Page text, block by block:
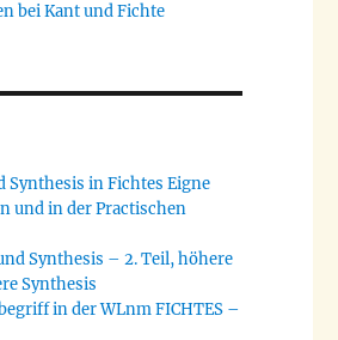
bei Kant und Fichte
Synthesis in Fichtes Eigne
und in der Practischen
Synthesis – 2. Teil, höhere
Synthesis
in der WLnm FICHTES –